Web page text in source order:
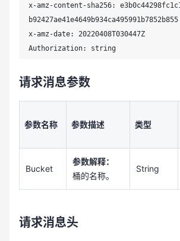
x-amz-content-sha256:
b92427ae41e4649b934ca495991b7852b855
x-amz-date: 20220408T030447Z
Authorization: string
请求消息参数
参数名称 参数描述 类型
Bucket
参数解释：
桶的名称。
String
请求消息头